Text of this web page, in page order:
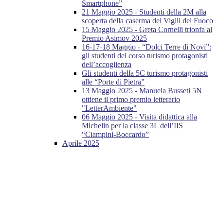
Smartphone”
21 Maggio 2025 - Studenti della 2M alla
scoperta della caserma dei Vigili del Fuoco
15 Maggio 2025 - Greta Cornelli trionfa al
Premio Asimov 2025
16-17-18 Maggio - “Dolci Terre di Novi”:
gli studenti del corso turismo protagonisti
dell’accoglienza
Gli studenti della 5C turismo protagonisti
alle “Porte di Pietra”
13 Maggio 2025 - Manuela Busseti 5N
ottiene il primo premio letterario
"LetterAmbiente"
06 Maggio 2025 - Visita didattica alla
Michelin per la classe 3L dell’IIS
“Ciampini-Boccardo”
Aprile 2025